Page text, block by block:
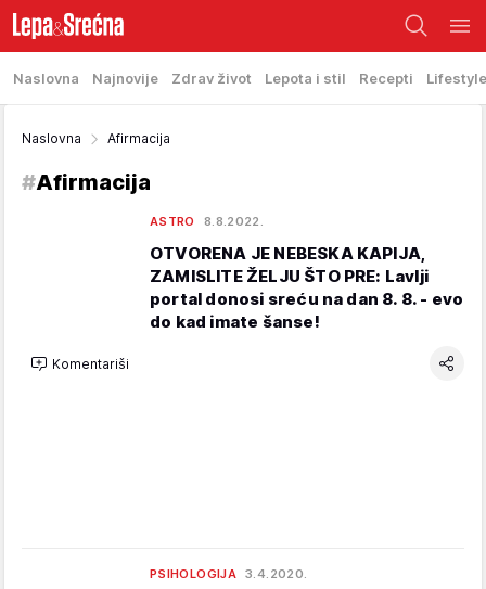
Naslovna Najnovije Zdrav život Lepota i stil Recepti Lifestyle
Naslovna Afirmacija
#Afirmacija
ASTRO 8.8.2022.
OTVORENA JE NEBESKA KAPIJA,
ZAMISLITE ŽELJU ŠTO PRE: Lavlji
portal donosi sreću na dan 8. 8. - evo
do kad imate šanse!
Komentariši
PSIHOLOGIJA 3.4.2020.